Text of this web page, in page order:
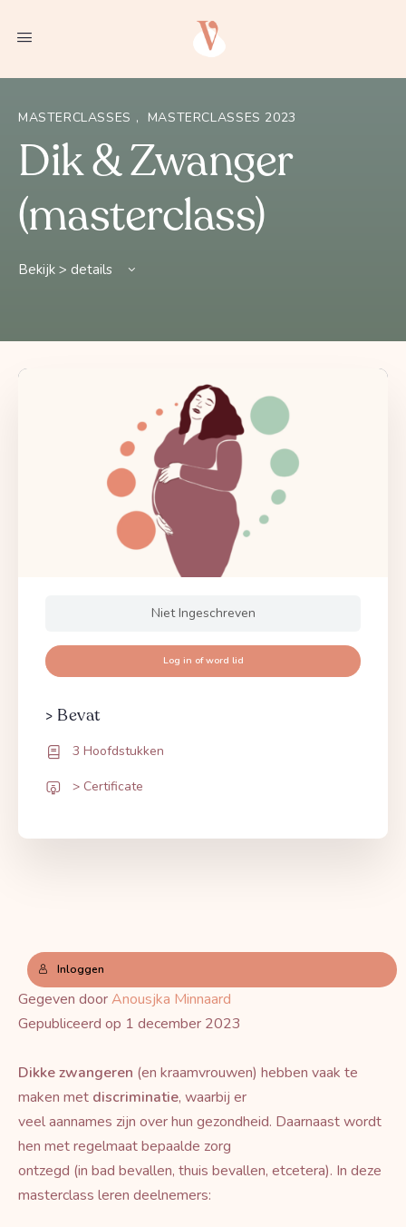
MASTERCLASSES , MASTERCLASSES 2023
Dik & Zwanger
(masterclass)
Bekijk > details
Inloggen
Gegeven doorAnousjka Minnaard
Gepubliceerd op 1 december 2023
Dikke zwangeren (en kraamvrouwen) hebben vaak te
maken met discriminatie, waarbij er
veel aannames zijn over hun gezondheid. Daarnaast wordt
hen met regelmaat bepaalde zorg
ontzegd (in bad bevallen, thuis bevallen, etcetera). In deze
masterclass leren deelnemers:
Niet Ingeschreven
Log in of word lid
> Bevat
3 Hoofdstukken
> Certificate